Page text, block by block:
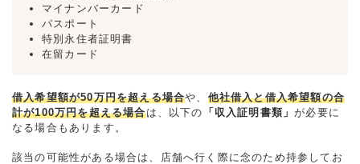
マイナンバーカード
パスポート
特別永住者証明書
在留カード
借入希望額が50万円を超える場合や、 他社借入と借入希望額の合
計が100万円を超える場合は、以下の 「収入証明書類」が必要に
なる場合もあります。
該当の可能性がある場合は、店舗へ行く際に念のため持参してお